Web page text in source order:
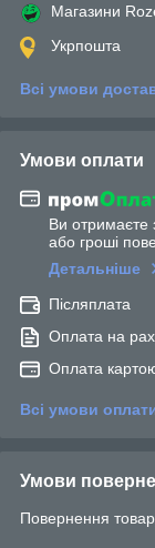
Магазини
Укрпошта
Всі умови
Умови оплати
Ви отримаєте
або гроші
Детальніше
Післяплата
Оплата на
Оплата
Всі умови
Умови
Повернення